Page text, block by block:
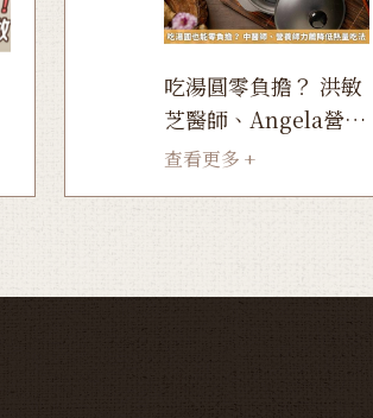
吃湯圓零負擔？ 洪敏
芝醫師、Angela營養
師力薦降低熱量吃法
查看更多 +